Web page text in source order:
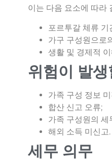
이는 다음 요소에 따라
포르투갈 체류 기
가구 구성원으로
생활 및 경제적
위험이 발
가족 구성 정보
합산 신고 오류;
가족 구성원의 세
해외 소득 미신고.
세무 의무